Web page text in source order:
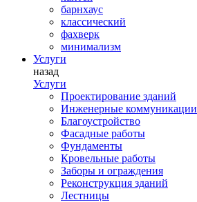
барнхаус
классический
фахверк
минимализм
Услуги
назад
Услуги
Проектирование зданий
Инженерные коммуникации
Благоустройство
Фасадные работы
Фундаменты
Кровельные работы
Заборы и ограждения
Реконструкция зданий
Лестницы